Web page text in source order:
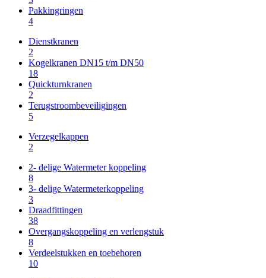
Pakkingringen
4
Dienstkranen
2
Kogelkranen DN15 t/m DN50
18
Quickturnkranen
2
Terugstroombeveiligingen
5
Verzegelkappen
2
2- delige Watermeter koppeling
8
3- delige Watermeterkoppeling
3
Draadfittingen
38
Overgangskoppeling en verlengstuk
8
Verdeelstukken en toebehoren
10